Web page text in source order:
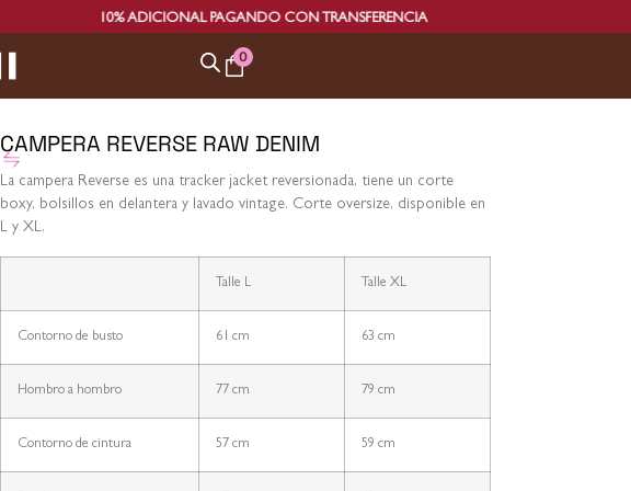
10% ADICIONAL PAGANDO CON TRANSFERENCIA
0
CAMPERA REVERSE RAW DENIM
La campera Reverse es una tracker jacket reversionada, tiene un corte
boxy, bolsillos en delantera y lavado vintage. Corte oversize, disponible en
L y XL.
Talle L Talle XL
Contorno de busto 61 cm 63 cm
Hombro a hombro 77 cm 79 cm
Contorno de cintura 57 cm 59 cm